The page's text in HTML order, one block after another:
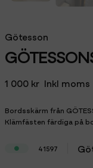
Götesson
1 000 kr Inkl moms
Bordsskärm från
Klämfästen färdiga på
41597